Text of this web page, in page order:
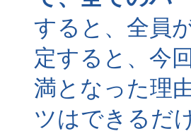
すると、全員
定すると、今
満となった理
ツはできるだ